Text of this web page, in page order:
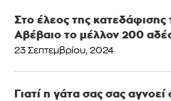
Στο έλεος της κατεδάφισης
Αβέβαιο το μέλλον 200
23 Σεπτεμβρίου, 2024
Γιατί η γάτα σας σας αγνοεί